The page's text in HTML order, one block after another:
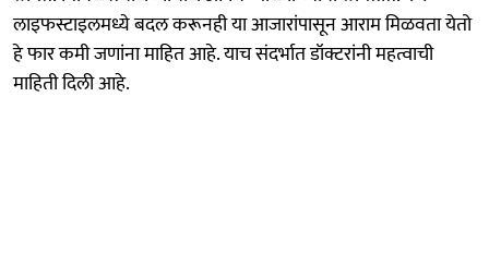
लाइफस्टाइलमध्ये बदल करूनही या आजारांपासून आराम मिळवता येतो
हे फार कमी जणांना माहित आहे. याच संदर्भात डॉक्टरांनी महत्वाची
माहिती दिली आहे.